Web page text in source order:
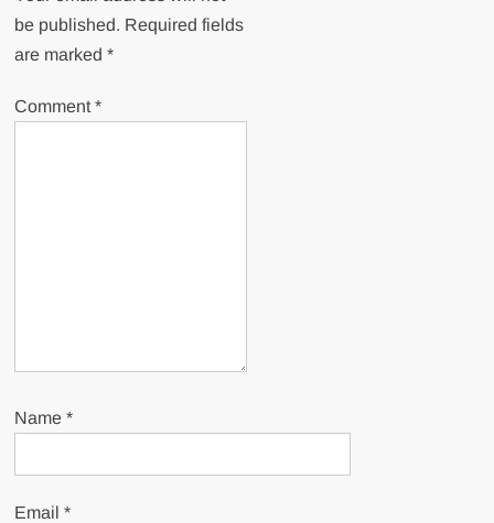
be published. Required fields
are marked*
Comment*
Name*
Email*